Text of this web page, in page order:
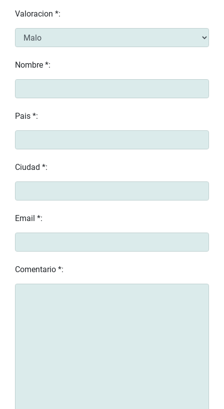
Valoracion *:
Nombre *:
Pais *:
Ciudad *:
Email *:
Comentario *: